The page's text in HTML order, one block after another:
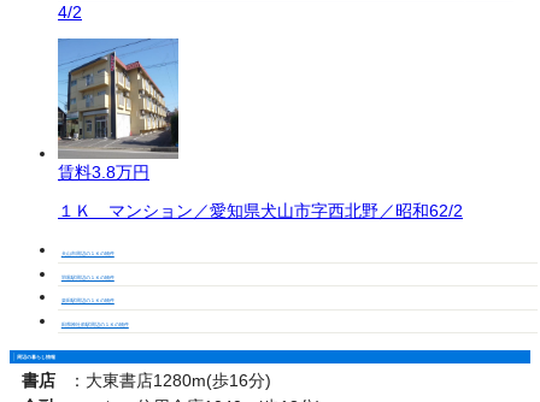
4/2
賃料3.8万円
１Ｋ マンション／愛知県犬山市字西北野／昭和62/2
犬山市周辺の１Ｋの物件
羽黒駅周辺の１Ｋの物件
楽田駅周辺の１Ｋの物件
田県神社前駅周辺の１Ｋの物件
周辺の暮らし情報
書店 ： 大東書店1280m(歩16分)